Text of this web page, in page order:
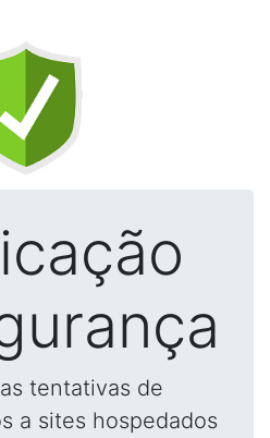
tentativas de
a sites hospedados